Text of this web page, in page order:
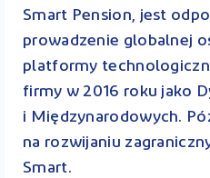
Smart Pension, jest
prowadzenie globalnej
platformy
firmy w 2016 roku jako
i Międzynarodowych.
na rozwijaniu
Smart.